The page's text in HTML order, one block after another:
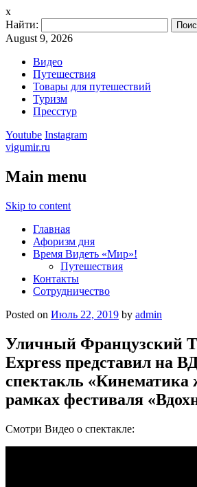
x
Найти:
August 9, 2026
Видео
Путешествия
Товары для путешествий
Туризм
Пресстур
Youtube Instagram
vigumir.ru
Main menu
Skip to content
Главная
Афоризм дня
Время Видеть «Мир»!
Путешествия
Контакты
Сотрудничество
Posted on Июль 22, 2019 by admin
Уличный Французский
Express представил на
спектакль «Кинематика
рамках фестиваля
Смотри Видео о спектакле: